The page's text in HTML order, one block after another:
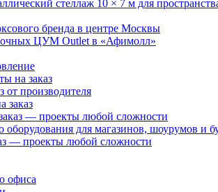
стеллаж 10 × 7 м для
бренда в центре Москвы
ЦУМ Outlet в «Афимолл»
на заказ
от производителя
заказ
— проекты любой сложности
оборудования для магазинов, шоурумов и
— проекты любой сложности
офиса